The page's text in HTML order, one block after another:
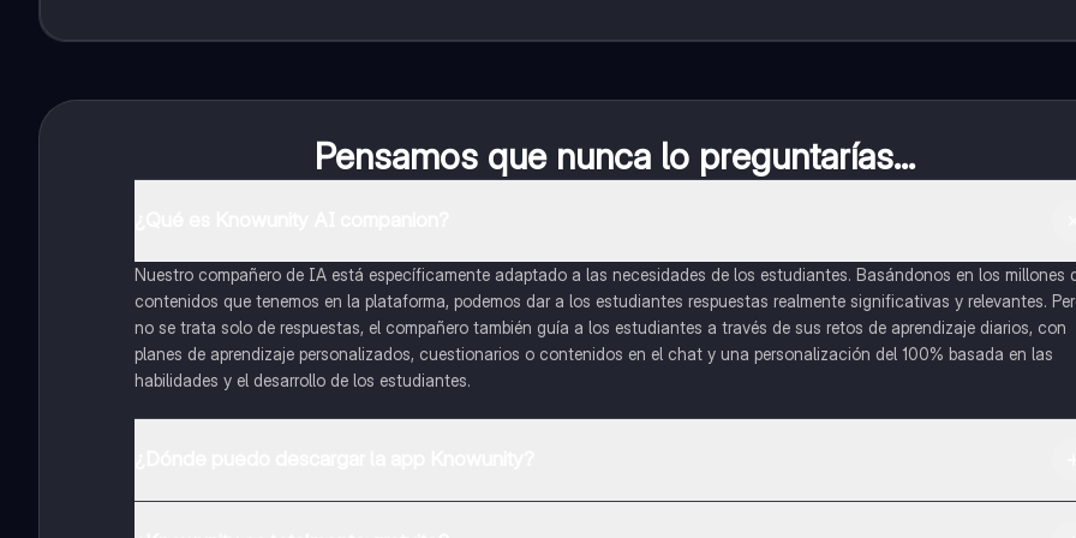
Pensamos que nunca lo preguntarías...
Nuestro compañero de IA está específicamente adaptado a las necesidades de los estudiantes. Basándonos en los millones
contenidos que tenemos en la plataforma, podemos dar a los estudiantes respuestas realmente significativas y relevantes.
no se trata solo de respuestas, el compañero también guía a los estudiantes a través de sus retos de aprendizaje diarios, con
planes de aprendizaje personalizados, cuestionarios o contenidos en el chat y una personalización del 100% basada en las
habilidades y el desarrollo de los estudiantes.